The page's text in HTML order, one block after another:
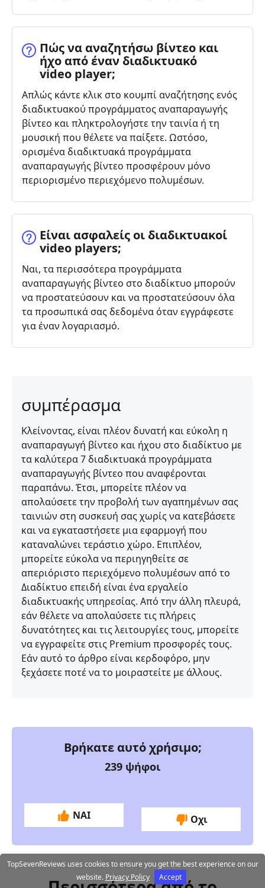
Πώς να αναζητήσω βίντεο και
ήχο από έναν διαδικτυακό
video player;
Απλώς κάντε κλικ στο κουμπί αναζήτησης ενός
διαδικτυακού προγράμματος αναπαραγωγής
βίντεο και πληκτρολογήστε την ταινία ή τη
μουσική που θέλετε να παίξετε. Ωστόσο,
ορισμένα διαδικτυακά προγράμματα
αναπαραγωγής βίντεο προσφέρουν μόνο
περιορισμένο περιεχόμενο πολυμέσων.
Είναι ασφαλείς οι διαδικτυακοί
video players;
Ναι, τα περισσότερα προγράμματα
αναπαραγωγής βίντεο στο διαδίκτυο μπορούν
να προστατεύσουν και να προστατεύσουν όλα
τα προσωπικά σας δεδομένα όταν εγγράφεστε
για έναν λογαριασμό.
συμπέρασμα
Κλείνοντας, είναι πλέον δυνατή και εύκολη η
αναπαραγωγή βίντεο και ήχου στο διαδίκτυο με
τα καλύτερα 7 διαδικτυακά προγράμματα
αναπαραγωγής βίντεο που αναφέρονται
παραπάνω. Έτσι, μπορείτε πλέον να
απολαύσετε την προβολή των αγαπημένων σας
ταινιών στη συσκευή σας χωρίς να κατεβάσετε
και να εγκαταστήσετε μια εφαρμογή που
καταναλώνει τεράστιο χώρο. Επιπλέον,
μπορείτε εύκολα να περιηγηθείτε σε
απεριόριστο περιεχόμενο πολυμέσων από το
Διαδίκτυο επειδή είναι ένα εργαλείο
διαδικτυακής υπηρεσίας. Από την άλλη πλευρά,
εάν θέλετε να απολαύσετε τις πλήρεις
δυνατότητες και τις λειτουργίες τους, μπορείτε
να εγγραφείτε στις Premium προσφορές τους.
Εάν αυτό το άρθρο είναι κερδοφόρο, μην
ξεχάσετε ποτέ να το μοιραστείτε με άλλους.
Βρήκατε αυτό χρήσιμο;
239 ψήφοι
ΝΑΙ Οχι
TopSevenReviews uses cookies to ensure you get the best experience on our
website. Privacy Policy Accept